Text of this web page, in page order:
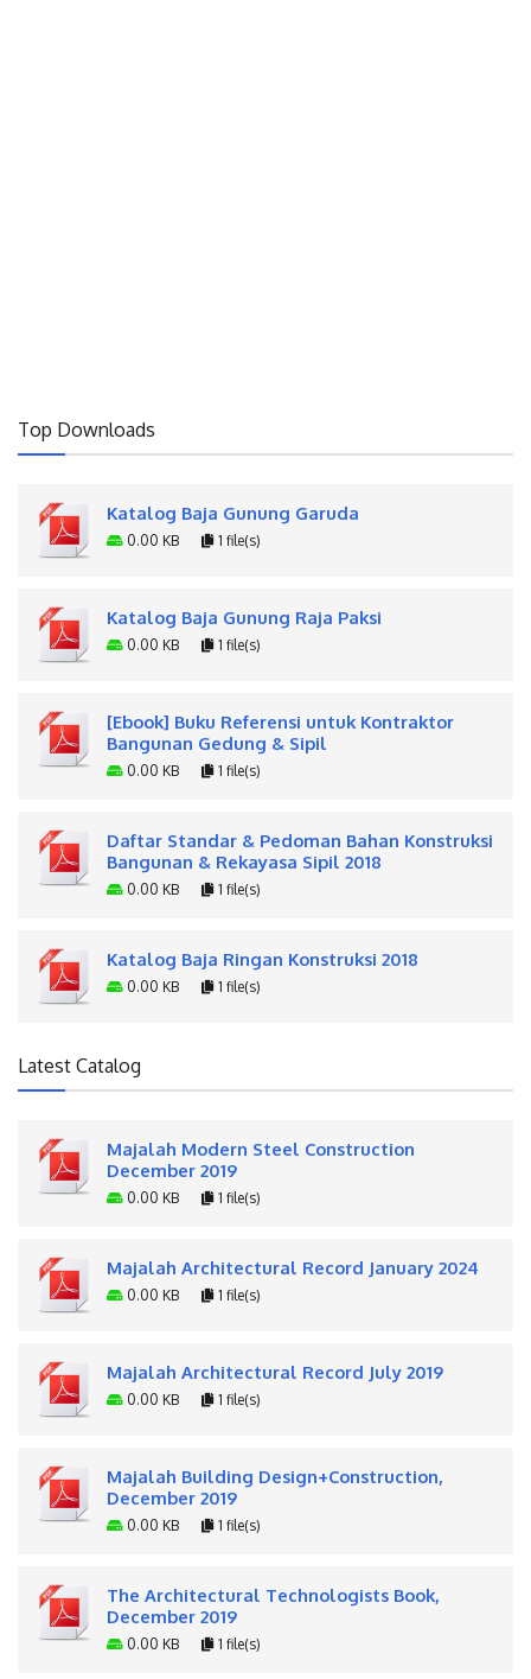
Top Downloads
Katalog Baja Gunung Garuda
0.00 KB 1 file(s)
Katalog Baja Gunung Raja Paksi
0.00 KB 1 file(s)
[Ebook] Buku Referensi untuk Kontraktor
Bangunan Gedung & Sipil
0.00 KB 1 file(s)
Daftar Standar & Pedoman Bahan Konstruksi
Bangunan & Rekayasa Sipil 2018
0.00 KB 1 file(s)
Katalog Baja Ringan Konstruksi 2018
0.00 KB 1 file(s)
Latest Catalog
Majalah Modern Steel Construction
December 2019
0.00 KB 1 file(s)
Majalah Architectural Record January 2024
0.00 KB 1 file(s)
Majalah Architectural Record July 2019
0.00 KB 1 file(s)
Majalah Building Design+Construction,
December 2019
0.00 KB 1 file(s)
The Architectural Technologists Book,
December 2019
0.00 KB 1 file(s)